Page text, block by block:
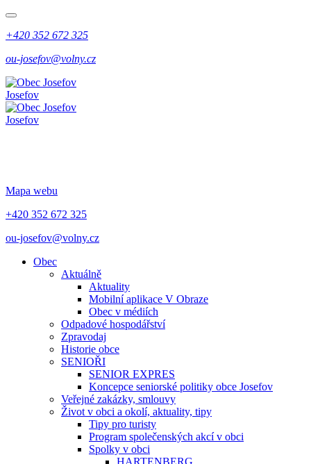
+420 352 672 325
ou-josefov@volny.cz
Josefov
Josefov
Mapa webu
+420 352 672 325
ou-josefov@volny.cz
Obec
Aktuálně
Aktuality
Mobilní aplikace V Obraze
Obec v médiích
Odpadové hospodářství
Zpravodaj
Historie obce
SENIOŘI
SENIOR EXPRES
Koncepce seniorské politiky obce Josefov
Veřejné zakázky, smlouvy
Život v obci a okolí, aktuality, tipy
Tipy pro turisty
Program společenských akcí v obci
Spolky v obci
HARTENBERG